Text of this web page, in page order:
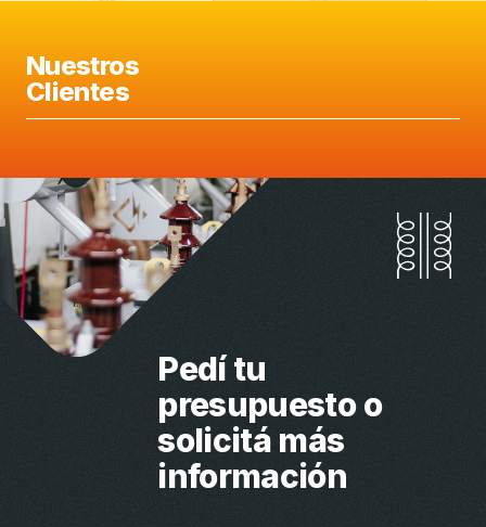
Nuestros
Clientes
Pedí tu
presupuestoo
solicitá más
información